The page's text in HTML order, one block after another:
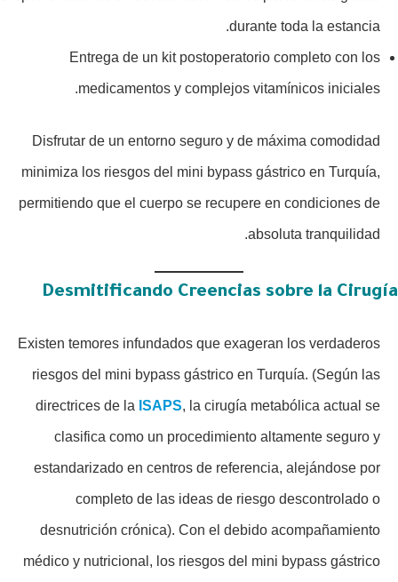
durante toda la estancia.
Entrega de un kit postoperatorio completo con los
medicamentos y complejos vitamínicos iniciales.
Disfrutar de un entorno seguro y de máxima comodidad
minimiza los riesgos del mini bypass gástrico en Turquía,
permitiendo que el cuerpo se recupere en condiciones de
absoluta tranquilidad.
Desmitificando Creencias sobre la Cirugía
Existen temores infundados que exageran los verdaderos
riesgos del mini bypass gástrico en Turquía. (Según las
directrices de la ISAPS, la cirugía metabólica actual se
clasifica como un procedimiento altamente seguro y
estandarizado en centros de referencia, alejándose por
completo de las ideas de riesgo descontrolado o
desnutrición crónica). Con el debido acompañamiento
médico y nutricional, los riesgos del mini bypass gástrico